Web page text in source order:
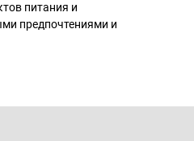
питания и
предпочтениями и